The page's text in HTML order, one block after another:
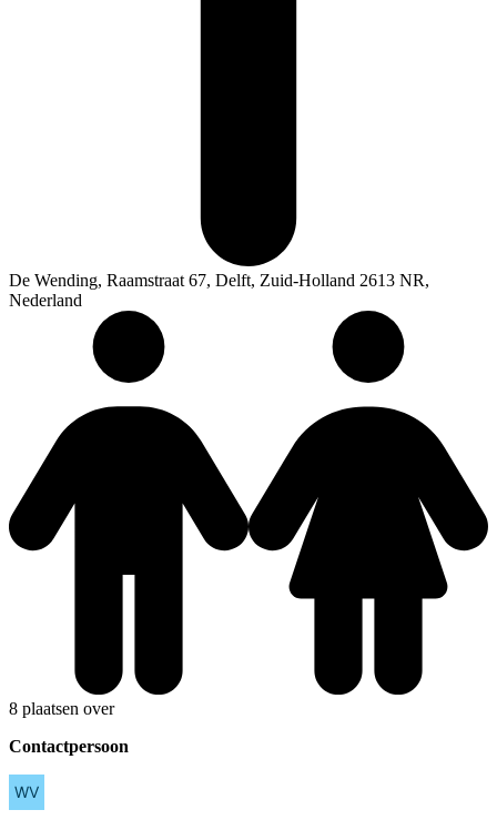
De Wending, Raamstraat 67, Delft, Zuid-Holland 2613 NR,
Nederland
8 plaatsen over
Contactpersoon